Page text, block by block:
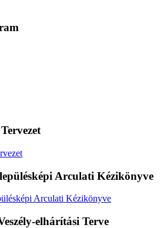
Arculati Kézikönyve
elhárítási Terve